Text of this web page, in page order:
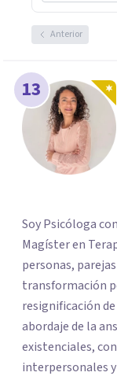
Anterior
13
Soy Psicóloga
Magíster en
personas,
transformación
resignificación
abordaje de la
existenciales,
interpersonales